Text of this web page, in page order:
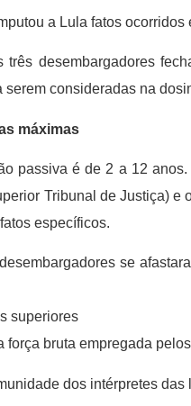
a Lula fatos
três desembargadores
serem consideradas na
máximas
passiva é de 2 a 12
Tribunal de Justiça) e
específicos.
se
superiores
força bruta empregada
dos intérpretes